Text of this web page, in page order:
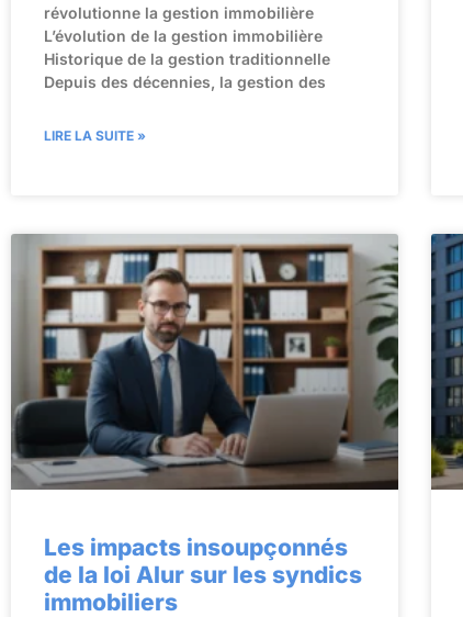
révolutionne la gestion immobilière
L’évolution de la gestion immobilière
Historique de la gestion traditionnelle
Depuis des décennies, la gestion des
LIRE LA SUITE »
Les impacts insoupçonnés
de la loi Alur sur les syndics
immobiliers